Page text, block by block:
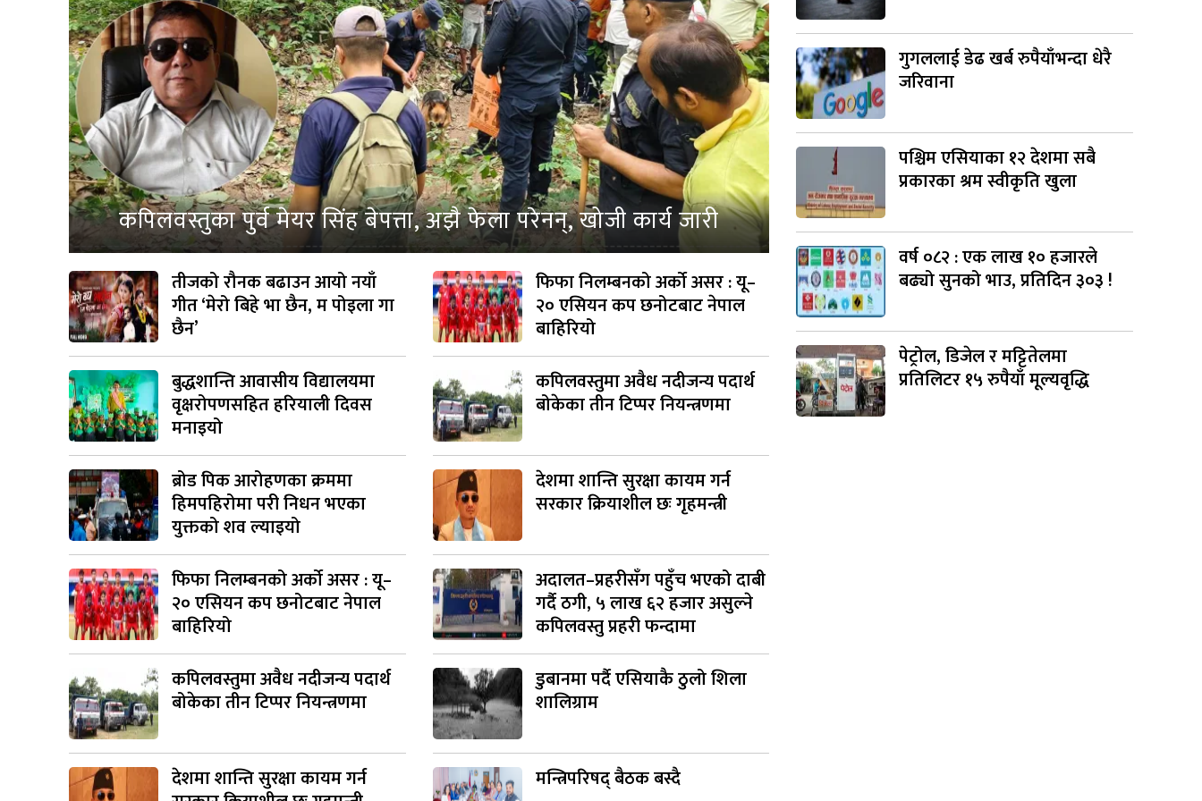
कपिलवस्तुका पुर्व मेयर सिंह बेपत्ता, अझै फेला परेनन्, खोजी कार्य जारी
तीजको रौनक बढाउन आयो नयाँ
गीत ‘मेरो बिहे भा छैन, म पोइला गा
छैन’
बुद्धशान्ति आवासीय विद्यालयमा
वृक्षरोपणसहित हरियाली दिवस
मनाइयो
ब्रोड पिक आरोहणका क्रममा
हिमपहिरोमा परी निधन भएका
युक्तको शव ल्याइयो
फिफा निलम्बनको अर्को असर : यू–
२० एसियन कप छनोटबाट नेपाल
बाहिरियो
कपिलवस्तुमा अवैध नदीजन्य पदार्थ
बोकेका तीन टिप्पर नियन्त्रणमा
देशमा शान्ति सुरक्षा कायम गर्न
फिफा निलम्बनको अर्को असर : यू–
२० एसियन कप छनोटबाट नेपाल
बाहिरियो
कपिलवस्तुमा अवैध नदीजन्य पदार्थ
बोकेका तीन टिप्पर नियन्त्रणमा
देशमा शान्ति सुरक्षा कायम गर्न
सरकार क्रियाशील छः गृहमन्त्री
अदालत–प्रहरीसँग पहुँच भएको दाबी
गर्दै ठगी, ५ लाख ६२ हजार असुल्ने
कपिलवस्तु प्रहरी फन्दामा
डुबानमा पर्दै एसियाकै ठुलो शिला
शालिग्राम
मन्त्रिपरिषद् बैठक बस्दै
गुगललाई डेढ खर्ब रुपैयाँभन्दा धेरै
जरिवाना
पश्चिम एसियाका १२ देशमा सबै
प्रकारका श्रम स्वीकृति खुला
वर्ष ०८२ : एक लाख १० हजारले
बढ्यो सुनको भाउ, प्रतिदिन ३०३ !
पेट्रोल, डिजेल र मट्टितेलमा
प्रतिलिटर १५ रुपैयाँ मूल्यवृद्धि